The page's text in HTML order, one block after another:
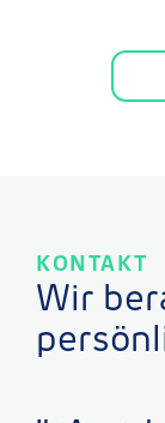
KONTAKT
Wir